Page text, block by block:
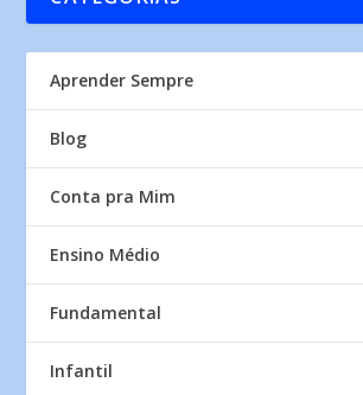
Aprender Sempre
Blog
Conta pra Mim
Ensino Médio
Fundamental
Infantil